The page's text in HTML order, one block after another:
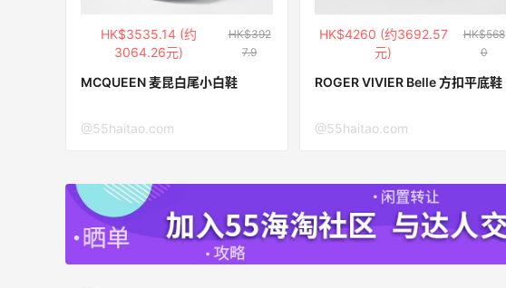
HK$3535.14 (约
3064.26元)
HK$392
7.9
MCQUEEN 麦昆白尾小白鞋
@55haitao.com
HK$4260 (约3692.57
元)
HK$568
0
ROGER VIVIER Belle 方扣平底鞋
@55haitao.com
兰蔻粉金管新色212哪个网站可以海淘？
在线等！
吃到了干煸炒面，好吃诶